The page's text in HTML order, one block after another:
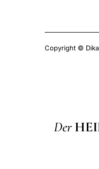
Copyright ©
Der